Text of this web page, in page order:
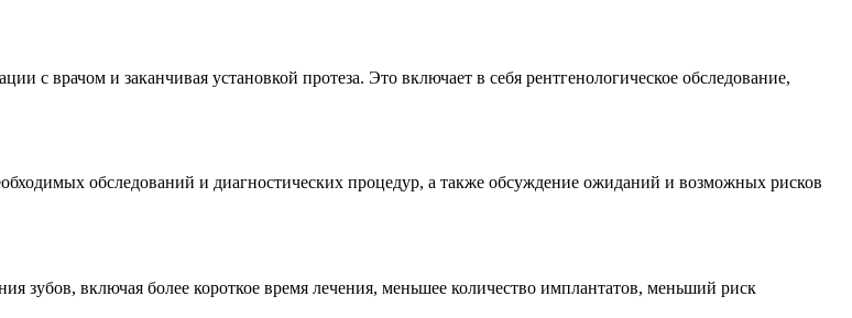
с врачом и заканчивая установкой протеза. Это включает в себя рентгенологическое обследование,
обследований и диагностических процедур, а также обсуждение ожиданий и возможных рисков
зубов, включая более короткое время лечения, меньшее количество имплантатов, меньший риск